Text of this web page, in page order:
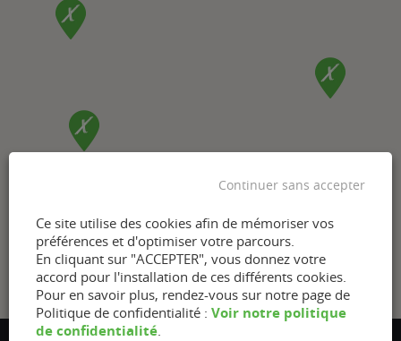
Ce site utilise des cookies afin de mémoriser vos
préférences et d'optimiser votre parcours.
En cliquant sur "ACCEPTER", vous donnez votre
accord pour l'installation de ces différents cookies.
Pour en savoir plus, rendez-vous sur notre page de
Politique de confidentialité : Voir notre politique
de confidentialité
Continuer sans accepter